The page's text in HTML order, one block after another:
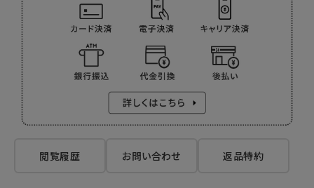
閲覧履歴 お問い合わせ 返品特約